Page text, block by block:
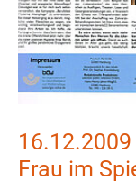
Frau im